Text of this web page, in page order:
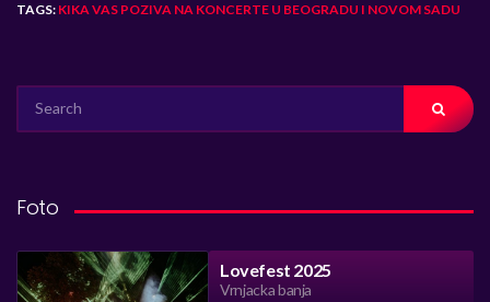
TAGS: KIKA VAS POZIVA NA KONCERTE U BEOGRADU I NOVOM SADU
FOR:
Foto
Lovefest 2025
Vrnjacka banja